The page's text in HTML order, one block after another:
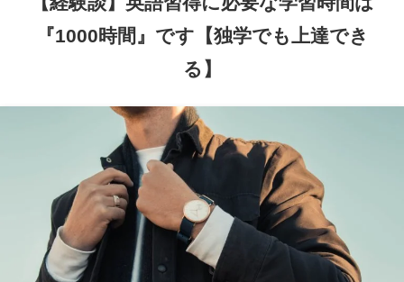
『1000時間』です【独学でも上達でき
る】